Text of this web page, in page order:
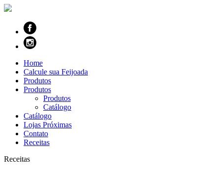
Home
Calcule sua Feijoada
Produtos
Produtos
Produtos
Catálogo
Catálogo
Lojas Próximas
Contato
Receitas
Receitas